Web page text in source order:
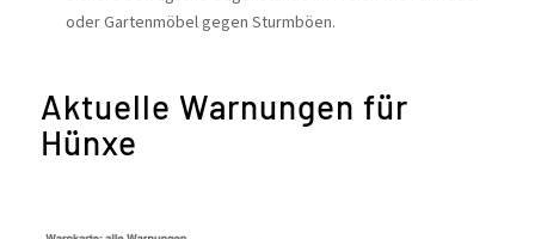
oder Gartenmöbel gegen Sturmböen.
Aktuelle Warnungen für
Hünxe